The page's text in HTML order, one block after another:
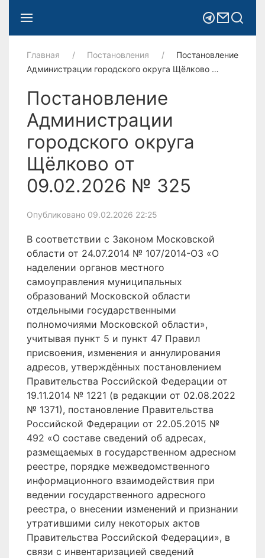
Главная Постановления
Постановление
Администрации городского округа Щёлково …
Постановление
Администрации
городского округа
Щёлково от
09.02.2026 № 325
Опубликовано 09.02.2026 22:25
В соответствии с Законом Московской
области от 24.07.2014 № 107/2014-ОЗ «О
наделении органов местного
самоуправления муниципальных
образований Московской области
отдельными государственными
полномочиями Московской области»,
учитывая пункт 5 и пункт 47 Правил
присвоения, изменения и аннулирования
адресов, утверждённых постановлением
Правительства Российской Федерации от
19.11.2014 № 1221 (в редакции от 02.08.2022
№ 1371), постановление Правительства
Российской Федерации от 22.05.2015 №
492 «О составе сведений об адресах,
размещаемых в государственном адресном
реестре, порядке межведомственного
информационного взаимодействия при
ведении государственного адресного
реестра, о внесении изменений и признании
утратившими силу некоторых актов
Правительства Российской Федерации», в
связи с инвентаризацией сведений